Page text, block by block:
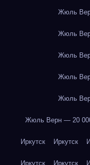
Жюль
Жюль
Жюль
Жюль
Жюль
Жюль Верн — 20
Иркутск Иркутск
Иркутск Иркутск